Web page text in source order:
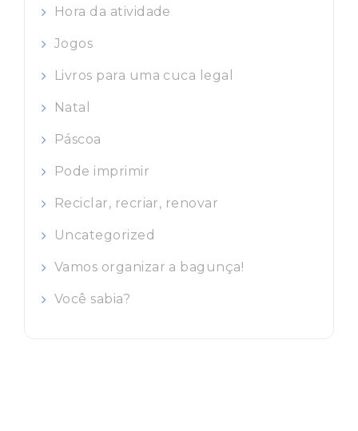
Hora da atividade
Jogos
Livros para uma cuca legal
Natal
Páscoa
Pode imprimir
Reciclar, recriar, renovar
Uncategorized
Vamos organizar a bagunça!
Você sabia?